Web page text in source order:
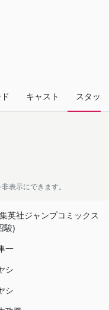
キャスト スタッフ
表示にできます。
英社ジャンプコミックス
駿)
一
シ
シ